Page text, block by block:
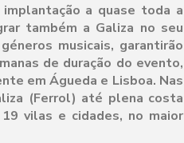
a quase toda a
também a Galiza no seu
musicais, garantirão
de duração do evento,
em Águeda e Lisboa. Nas
(Ferrol) até plena costa
vilas e cidades, no maior